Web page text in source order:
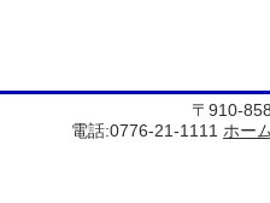
〒910-
電話:0776-21-1111 ホー